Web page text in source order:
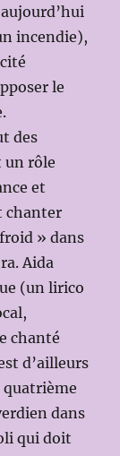
incendie),
le
des
un rôle
et
chanter
» dans
Aida
(un lirico
chanté
d’ailleurs
quatrième
dans
qui doit